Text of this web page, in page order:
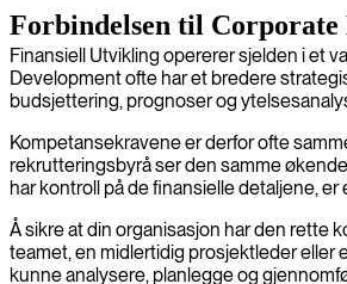
Forbindelsen til Corporate
Finansiell Utvikling opererer sjelden i et
Development ofte har et bredere
budsjettering, prognoser og
Kompetansekravene er derfor ofte
rekrutteringsbyrå ser den samme
har kontroll på de finansielle detaljene,
Å sikre at din organisasjon har den rette
teamet, en midlertidig prosjektleder eller
kunne analysere, planlegge og